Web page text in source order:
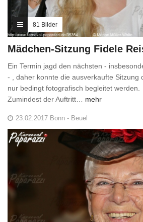
81 Bilder
Mädchen-Sitzung Fidele
Ein Termin jagd den nächsten -
- , daher konnte die ausverkaufte Sitzung
nur bedingt fotografisch begleitet werden.
Zumindest der Auftritt… mehr
23.02.2017 Bonn - Beuel